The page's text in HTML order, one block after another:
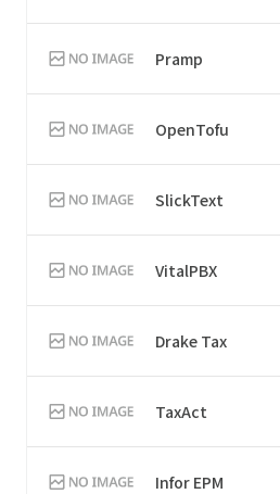
Pramp
OpenTofu
SlickText
VitalPBX
Drake Tax
TaxAct
Infor EPM